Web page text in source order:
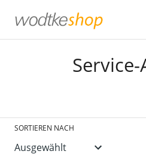
zum
S
m
SORTIEREN NACH